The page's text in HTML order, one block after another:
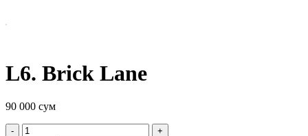
L6. Brick Lane
90 000 сум
Quantity